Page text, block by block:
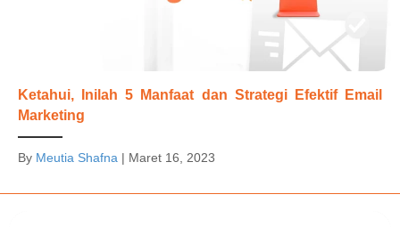
Ketahui, Inilah 5 Manfaat dan Strategi Efektif Email
Marketing
By Meutia Shafna | Maret 16, 2023